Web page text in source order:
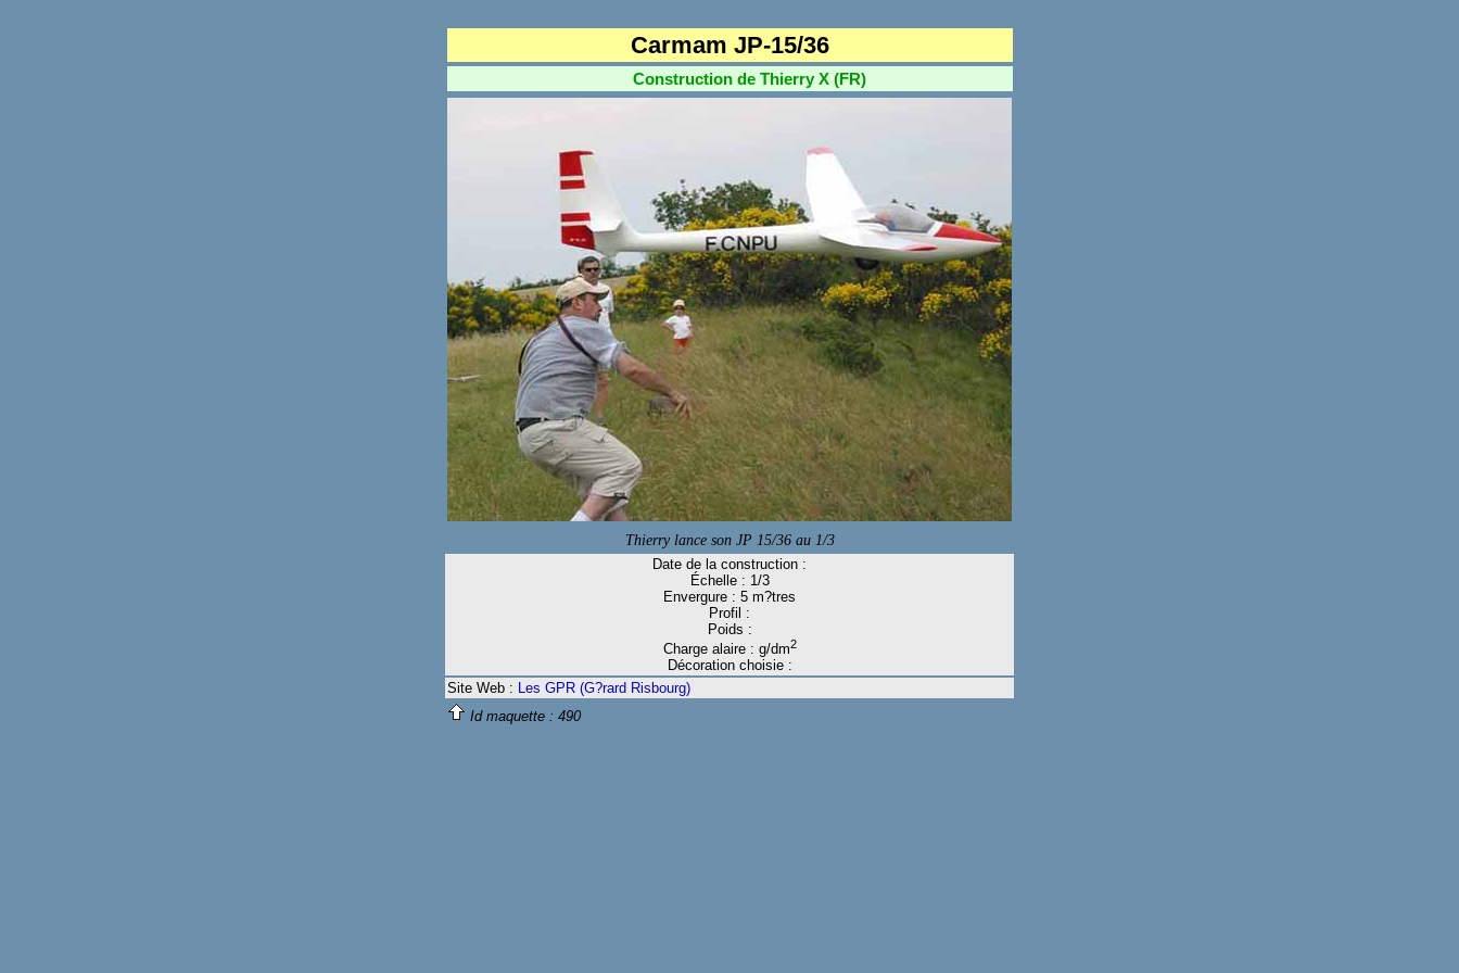
Carmam JP-15/36
Construction de Thierry X (FR)
Thierry lance son JP 15/36 au 1/3
Date de la construction :
Échelle : 1/3
Envergure : 5 m?tres
Profil :
Poids :
Charge alaire : g/dm2
Décoration choisie :
Site Web : Les GPR (G?rard Risbourg)
Id maquette : 490